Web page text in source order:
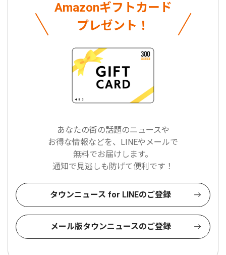
Amazonギフトカード
プレゼント！
あなたの街の話題のニュースや
お得な情報などを、LINEやメールで
無料でお届けします。
通知で見逃しも防げて便利です！
タウンニュース for LINEのご登録
メール版タウンニュースのご登録